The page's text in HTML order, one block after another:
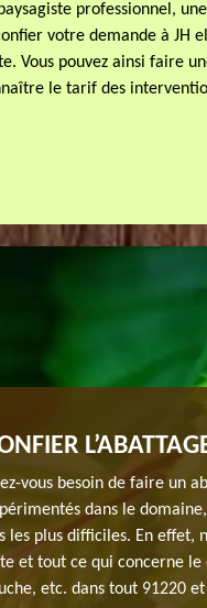
professionnel,
votre demande à JH
Vous pouvez ainsi faire
le tarif des
vous besoin de faire un
dans le
les plus difficiles. En effet,
et tout ce qui concerne
etc. dans tout 91220